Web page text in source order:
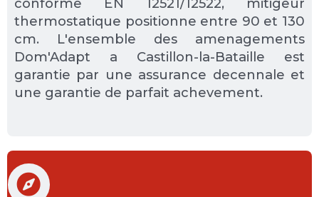
conforme EN 12521/12522, mitigeur
thermostatique positionne entre 90 et 130
cm. L'ensemble des amenagements
Dom'Adapt a Castillon-la-Bataille est
garantie par une assurance decennale et
une garantie de parfait achevement.